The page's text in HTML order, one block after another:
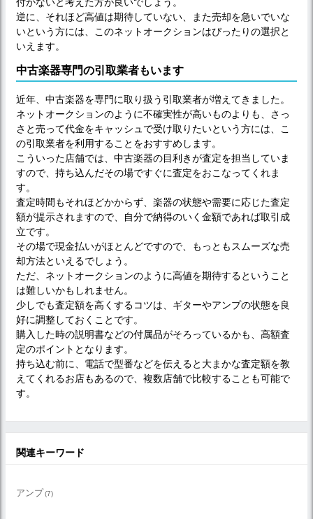
逆に、それほど高値は期待していない、また売却を急いでいな
いという方には、このネットオークションはぴったりの選択と
いえます。
中古楽器専門の引取業者もいます
近年、中古楽器を専門に取り扱う引取業者が増えてきました。
ネットオークションのように不確実性が高いものよりも、さっ
さと売って代金をキャッシュで受け取りたいという方には、こ
の引取業者を利用することをおすすめします。
こういった店舗では、中古楽器の目利きが査定を担当していま
すので、持ち込んだその場ですぐに査定をおこなってくれま
す。
査定時間もそれほどかからず、楽器の状態や需要に応じた査定
額が提示されますので、自分で納得のいく金額であれば取引成
立です。
その場で現金払いがほとんどですので、もっともスムーズな売
却方法といえるでしょう。
ただ、ネットオークションのように高値を期待するということ
は難しいかもしれません。
少しでも査定額を高くするコツは、ギターやアンプの状態を良
好に調整しておくことです。
購入した時の説明書などの付属品がそろっているかも、高額査
定のポイントとなります。
持ち込む前に、電話で型番などを伝えると大まかな査定額を教
えてくれるお店もあるので、複数店舗で比較することも可能で
す。
関連キーワード
アンプ(7)